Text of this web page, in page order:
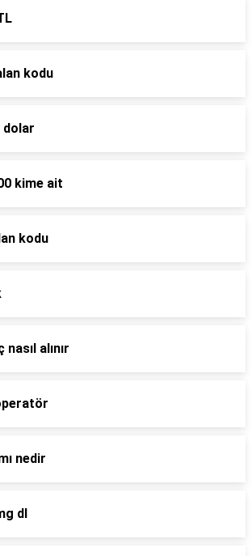
kodu
dolar
kime ait
kodu
alınır
nedir
dl